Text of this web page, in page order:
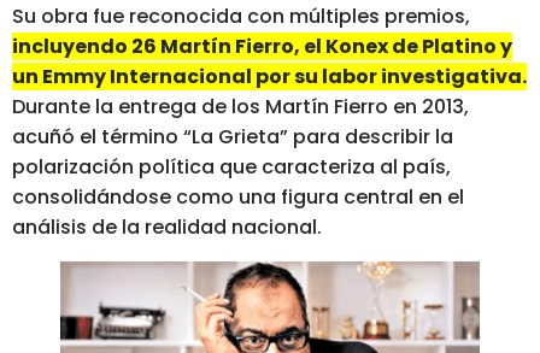
Su obra fue reconocida con múltiples premios,
incluyendo 26 Martín Fierro, el Konex de Platino y
un Emmy Internacional por su labor investigativa.
Durante la entrega de los Martín Fierro en 2013,
acuñó el término “La Grieta” para describir la
polarización política que caracteriza al país,
consolidándose como una figura central en el
análisis de la realidad nacional.